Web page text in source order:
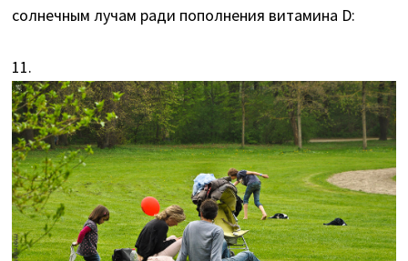
солнечным лучам ради пополнения витамина D:
11.